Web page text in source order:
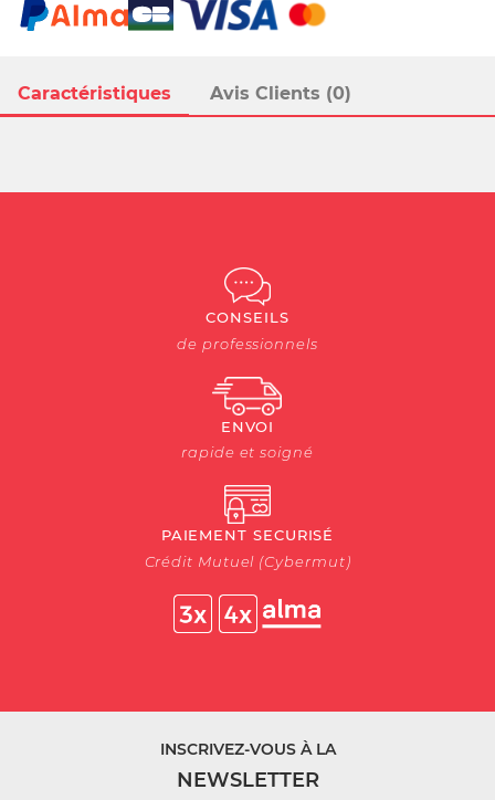
Caractéristiques Avis Clients (0)
CONSEILS
de professionnels
ENVOI
rapide et soigné
PAIEMENT SECURISÉ
Crédit Mutuel (Cybermut)
INSCRIVEZ-VOUS À LA
NEWSLETTER